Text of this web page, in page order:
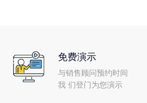
免费演示
与销售顾问预约时间
我 们登门为您演示